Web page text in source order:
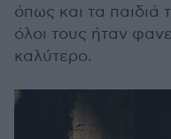
όπως και τα παιδιά
όλοι τους ήταν
καλύτερο.